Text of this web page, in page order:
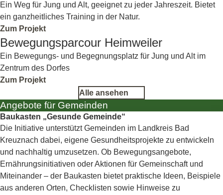
Ein Weg für Jung und Alt, geeignet zu jeder Jahreszeit. Bietet
ein ganzheitliches Training in der Natur.
Zum Projekt
#gesundheit
Bewegungsparcour Heimweiler
Ein Bewegungs- und Begegnungsplatz für Jung und Alt im
Zentrum des Dorfes
Zum Projekt
Alle ansehen
Angebote für Gemeinden
Baukasten „Gesunde Gemeinde“
Die Initiative unterstützt Gemeinden im Landkreis Bad
Kreuznach dabei, eigene Gesundheitsprojekte zu entwickeln
und nachhaltig umzusetzen. Ob Bewegungsangebote,
Ernährungsinitiativen oder Aktionen für Gemeinschaft und
Miteinander – der Baukasten bietet praktische Ideen, Beispiele
aus anderen Orten, Checklisten sowie Hinweise zu